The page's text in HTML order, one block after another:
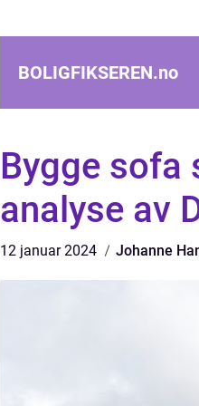
BOLIGFIKSEREN.no
Bygge sofa
analyse av
12 januar 2024 Johanne